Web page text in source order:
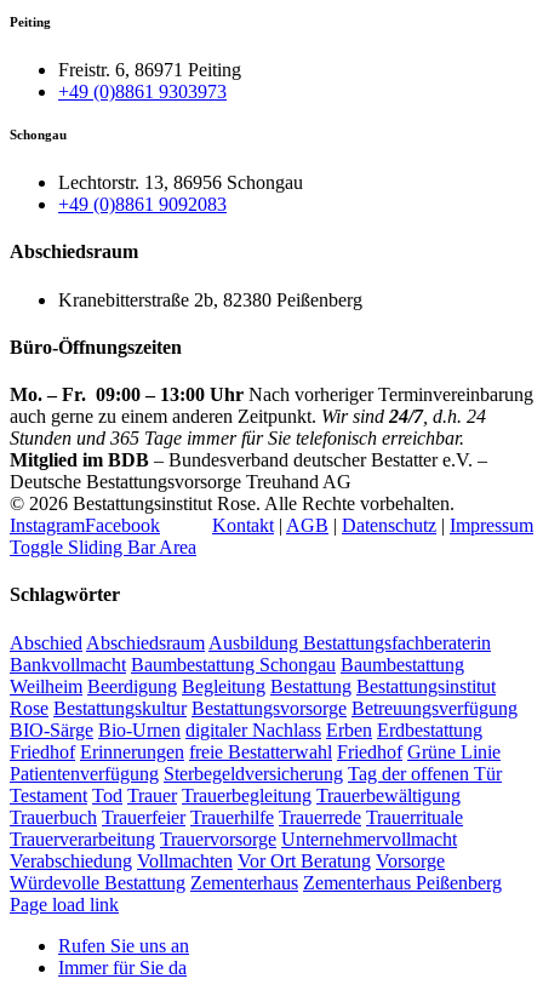
Peiting
Freistr. 6, 86971 Peiting
+49 (0)8861 9303973
Schongau
Lechtorstr. 13, 86956 Schongau
+49 (0)8861 9092083
Abschiedsraum
Kranebitterstraße 2b, 82380 Peißenberg
Büro-Öffnungszeiten
Mo. – Fr. 09:00 – 13:00 Uhr Nach vorheriger Terminvereinbarung
auch gerne zu einem anderen Zeitpunkt. Wir sind 24/7, d.h. 24
Stunden und 365 Tage immer für Sie telefonisch erreichbar.
Mitglied im BDB – Bundesverband deutscher Bestatter e.V. –
Deutsche Bestattungsvorsorge Treuhand AG
© 2026 Bestattungsinstitut Rose. Alle Rechte vorbehalten.
Kontakt | AGB | Datenschutz | Impressum
InstagramFacebook
Toggle Sliding Bar Area
Schlagwörter
Abschied Abschiedsraum Ausbildung Bestattungsfachberaterin
Bankvollmacht Baumbestattung Schongau Baumbestattung
Weilheim Beerdigung Begleitung Bestattung Bestattungsinstitut
Rose Bestattungskultur Bestattungsvorsorge Betreuungsverfügung
BIO-Särge Bio-Urnen digitaler Nachlass Erben Erdbestattung
Friedhof Erinnerungen freie Bestatterwahl Friedhof Grüne Linie
Patientenverfügung Sterbegeldversicherung Tag der offenen Tür
Testament Tod Trauer Trauerbegleitung Trauerbewältigung
Trauerbuch Trauerfeier Trauerhilfe Trauerrede Trauerrituale
Trauerverarbeitung Trauervorsorge Unternehmervollmacht
Verabschiedung Vollmachten Vor Ort Beratung Vorsorge
Würdevolle Bestattung Zementerhaus Zementerhaus Peißenberg
Page load link
Rufen Sie uns an
Immer für Sie da